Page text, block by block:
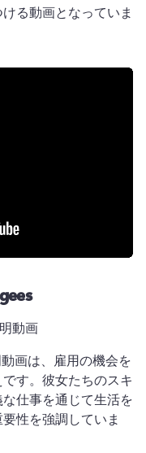
る動画となっていま
動画
画は、雇用の機会を
す。 彼女たちのスキ
仕事を通じて生活を
性を強調していま